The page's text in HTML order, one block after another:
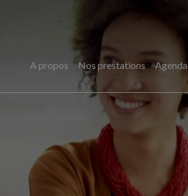
A propos Nos prestations Agenda